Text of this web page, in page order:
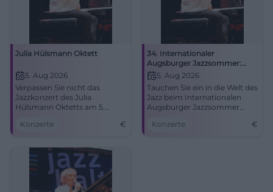
Julia Hülsmann Oktett
5. Aug 2026
Verpassen Sie nicht das
Jazzkonzert des Julia
Hülsmann Oktetts am 5.
Garten Augsburg.
Konzerte €
34. Internationaler
Augsburger Jazzsommer:
Julia Hülsmann Oktett
5. Aug 2026
Tauchen Sie ein in die Welt des
Jazz beim Internationalen
Augsburger Jazzsommer
Oktett im Botanischen
Konzerte €